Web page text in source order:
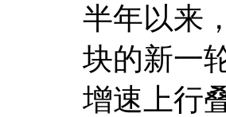
半年以来
块的新一
增速上行